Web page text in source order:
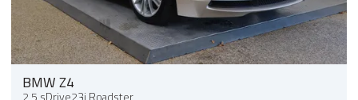
BMW Z4